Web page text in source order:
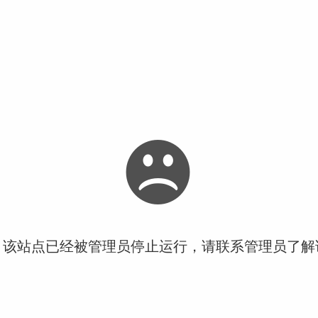
站点已经被管理员停止运行，请联系管理员了